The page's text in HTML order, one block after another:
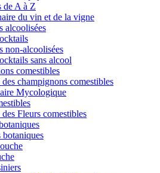
de A à Z
du vin et de la vigne
alcoolisées
non-alcoolisées
sans alcool
comestibles
champignons comestibles
Mycologique
Fleurs comestibles
botaniques